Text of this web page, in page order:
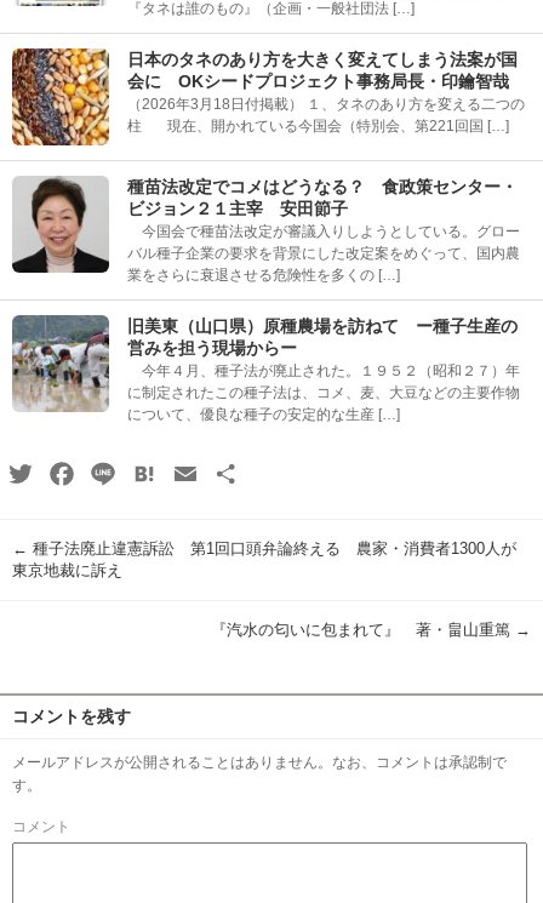
『タネは誰のもの』（企画・一般社団法 […]
日本のタネのあり方を大きく変えてしまう法案が国
会に OKシードプロジェクト事務局長・印鑰智哉
（2026年3月18日付掲載） １、タネのあり方を変える二つの
柱 現在、開かれている今国会（特別会、第221回国 […]
種苗法改定でコメはどうなる？ 食政策センター・
ビジョン２１主宰 安田節子
今国会で種苗法改定が審議入りしようとしている。グロー
バル種子企業の要求を背景にした改定案をめぐって、国内農
業をさらに衰退させる危険性を多くの […]
旧美東（山口県）原種農場を訪ねて ー種子生産の
営みを担う現場からー
今年４月、種子法が廃止された。１９５２（昭和２７）年
に制定されたこの種子法は、コメ、麦、大豆などの主要作物
について、優良な種子の安定的な生産 […]
TwitterFacebook
Line HatenaEmail
← 種子法廃止違憲訴訟 第1回口頭弁論終える 農家・消費者1300人が
東京地裁に訴え
『汽水の匂いに包まれて』 著・畠山重篤 →
コメントを残す
メールアドレスが公開されることはありません。なお、コメントは承認制で
す。
コメント